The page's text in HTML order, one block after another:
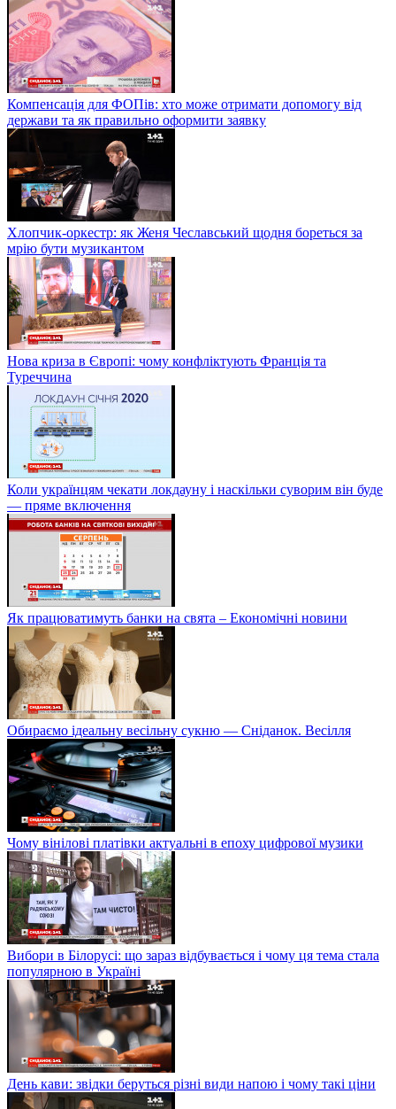
Компенсація для ФОПів: хто може отримати допомогу від
держави та як правильно оформити заявку
Хлопчик-оркестр: як Женя Чеславський щодня бореться за
мрію бути музикантом
Нова криза в Європі: чому конфліктують Франція та
Туреччина
Коли українцям чекати локдауну і наскільки суворим він буде
— пряме включення
Як працюватимуть банки на свята – Економічні новини
Обираємо ідеальну весільну сукню — Сніданок. Весілля
Чому вінілові платівки актуальні в епоху цифрової музики
Вибори в Білорусі: що зараз відбувається і чому ця тема стала
популярною в Україні
День кави: звідки беруться різні види напою і чому такі ціни